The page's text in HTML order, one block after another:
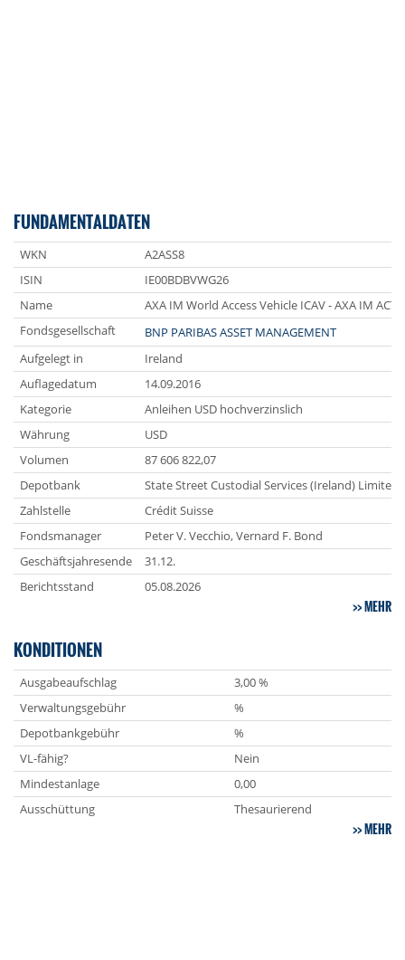
FUNDAMENTALDATEN
WKN
A2ASS8
ISIN
IE00BDBVWG26
Name
AXA IM World Access Vehicle ICAV - AXA IM
Fondsgesellschaft
BNP PARIBAS ASSET MANAGEMENT
Aufgelegt in
Ireland
Auflagedatum
14.09.2016
Kategorie
Anleihen USD hochverzinslich
Währung
USD
Volumen
87 606 822,07
Depotbank
State Street Custodial Services (Ireland) Limited
Zahlstelle
Crédit Suisse
Fondsmanager
Peter V. Vecchio, Vernard F. Bond
Geschäftsjahresende
31.12.
Berichtsstand
05.08.2026
MEHR
KONDITIONEN
Ausgabeaufschlag
3,00 %
Verwaltungsgebühr
%
Depotbankgebühr
%
VL-fähig?
Nein
Mindestanlage
0,00
Ausschüttung
Thesaurierend
MEHR